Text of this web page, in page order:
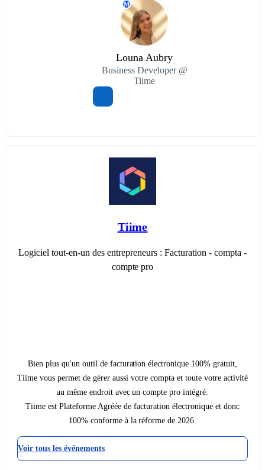
M
Louna Aubry
Business Developer @
Tiime
Tiime
Logiciel tout-en-un des entrepreneurs : Facturation - compta -
compte pro
Bien plus qu'un outil de facturation électronique 100% gratuit,
Tiime vous permet de gérer aussi votre compta et toute votre activité
au même endroit avec un compte pro intégré.
Tiime est Plateforme Agréée de facturation électronique et donc
100% conforme à la réforme de 2026.
Voir tous les événements